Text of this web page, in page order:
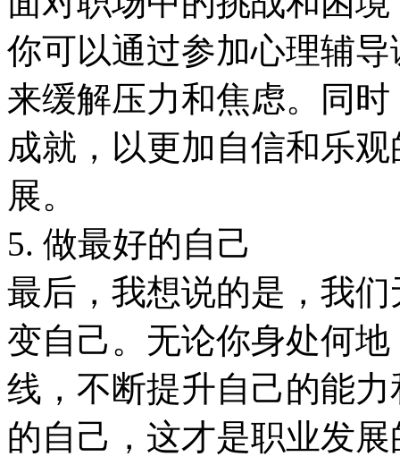
你可以通过参加心理辅
来缓解压力和焦虑。同
成就，以更加自信和乐
展。
5. 做最好的自己
最后，我想说的是，我
变自己。无论你身处何
线，不断提升自己的能
的自己，这才是职业发